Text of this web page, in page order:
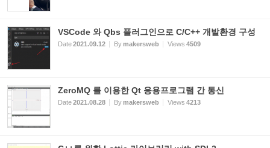
VSCode 와 Qbs 플러그인으로 C/C++ 개발환경 구성
Date2021.09.12 Bymakersweb Views 4509
ZeroMQ 를 이용한 Qt 응용프로그램 간 통신
Date2021.08.28 Bymakersweb Views 4213